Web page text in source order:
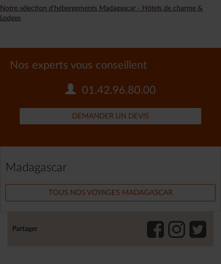
Notre sélection d'hébergements Madagascar - Hôtels de charme &
Lodges
Nos experts vous conseillent
01.42.96.80.00
DEMANDER UN DEVIS
Madagascar
TOUS NOS VOYAGES MADAGASCAR
Partager